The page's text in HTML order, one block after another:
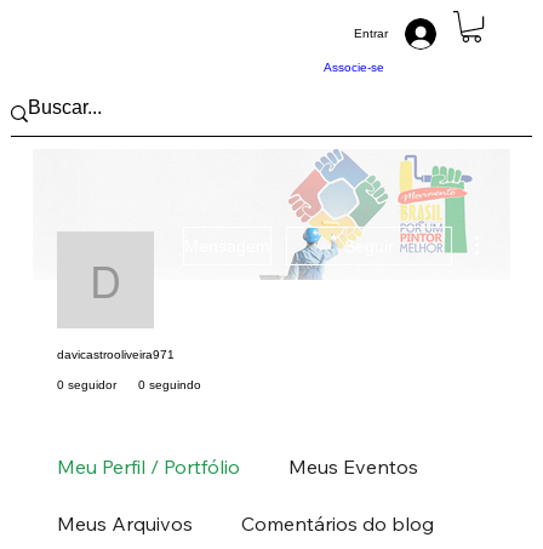
Associe-se
Entrar
davicastrooliveira971
Seguir
davicastrooliveira971
0 seguidor 0 seguindo
Meu Perfil / Portfólio Meus Eventos
Meus Arquivos Comentários do blog